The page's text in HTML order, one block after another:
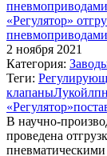
«Регулятор»
2 ноября 2021
Категория:
Теги:
клапаныЛукойл
«Регулятор»
В научно-
проведена
пневматическими